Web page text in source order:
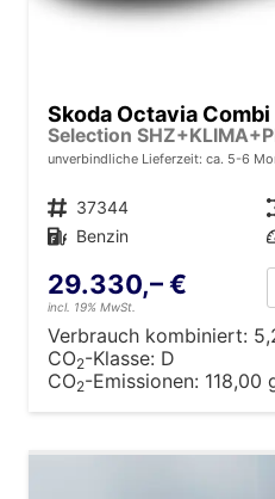
Skoda Octavia Combi
unverbindliche Lieferzeit: ca. 5-6
Fahrzeugnr. 37344
Kraftstoff Benzin
29.330,– €
incl. 19% MwSt.
Verbrauch kombiniert:
CO2-Klasse: D
CO2-Emissionen: 118,00